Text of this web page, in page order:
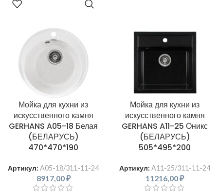
Мойка для кухни из
искусственного камня
GERHANS A05-18 Белая
(БЕЛАРУСЬ)
470*470*190
Артикул: A05-18/311-11-24
8917,00₽
Мойка для кухни из
искусственного камня
GERHANS A11-25 Оникс
(БЕЛАРУСЬ)
505*495*200
Артикул: A11-25/311-11-24
11216,00₽